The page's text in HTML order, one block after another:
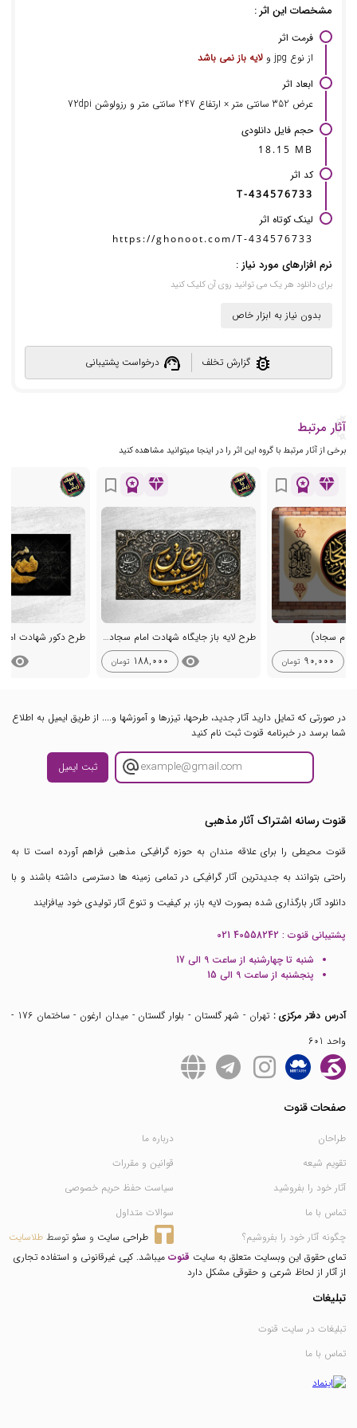
مشخصات این اثر :
فرمت اثر
از نوع jpg و
لایه باز نمی باشد
ابعاد اثر
عرض 352 سانتی متر × ارتفاع 247 سانتی متر و رزولوشن 72dpi
حجم فایل دانلودی
18.15 MB
کد اثر
T-434576733
لینک کوتاه اثر
https://ghonoot.com/T-434576733
نرم افزارهای مورد نیاز :
برای دانلود هر یک می توانید روی آن کلیک کنید
بدون نیاز به ابزار خاص
bug_report گزارش تخلف support_agent درخواست پشتیبانی
آثار مرتبط
برخی از آثار مرتبط با گروه این اثر را در اینجا میتوانید مشاهده کنید
diamond
workspace_premium
bookmark_border
سجاد)
90,000 تومان
diamond
workspace_premium
bookmark_border
طرح لایه باز جایگاه شهادت امام سجاد ع
visibility
188,000 تومان
طرح دکور شهادت
visibility
در صورتی که تمایل دارید آثار جدید، طرحها، تیزرها و آموزشها و.... از طریق ایمیل به اطلاع
شما برسد در خبرنامه قنوت ثبت نام کنید
ثبت ایمیل
قنوت رسانه اشتراک آثار مذهبی
قنوت محیطی را برای علاقه مندان به حوزه گرافیکی مذهبی فراهم آورده است تا به
راحتی بتوانند به جدیدترین آثار گرافیکی در تمامی زمینه ها دسترسی داشته باشند و با
دانلود آثار بارگذاری شده بصورت لایه باز، بر کیفیت و تنوع آثار تولیدی خود بیافزایند
پشتیبانی قنوت : 021 40558242
شنبه تا چهارشنبه از ساعت 9 الی 17
پنجشنبه از ساعت 9 الی 15
آدرس دفتر مرکزی :
تهران - شهر گلستان - بلوار گلستان - میدان ارغون - ساختمان 176 -
واحد 601
صفحات قنوت
طراحان
تقویم شیعه
آثار خود را بفروشید
تماس با ما
چگونه آثار خود را بفروشیم؟
درباره ما
قوانین و مقررات
سیاست حفظ حریم خصوصی
سوالات متداول
طراحی سایت و سئو توسط طلاسایت
تمای حقوق این وبسایت متعلق به سایت قنوت میباشد. کپی غیرقانونی و استفاده تجاری
از آثار از لحاظ شرعی و حقوقی مشکل دارد
تبلیغات
تبلیغات در سایت قنوت
تماس با ما